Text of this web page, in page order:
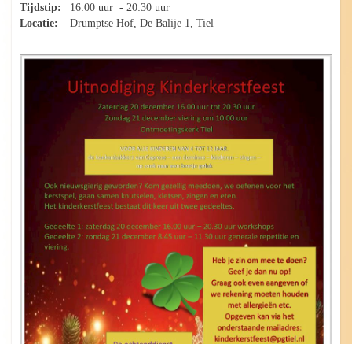
Tijdstip:
16:00 uur - 20:30 uur
Locatie:
Drumptse Hof, De Balije 1, Tiel